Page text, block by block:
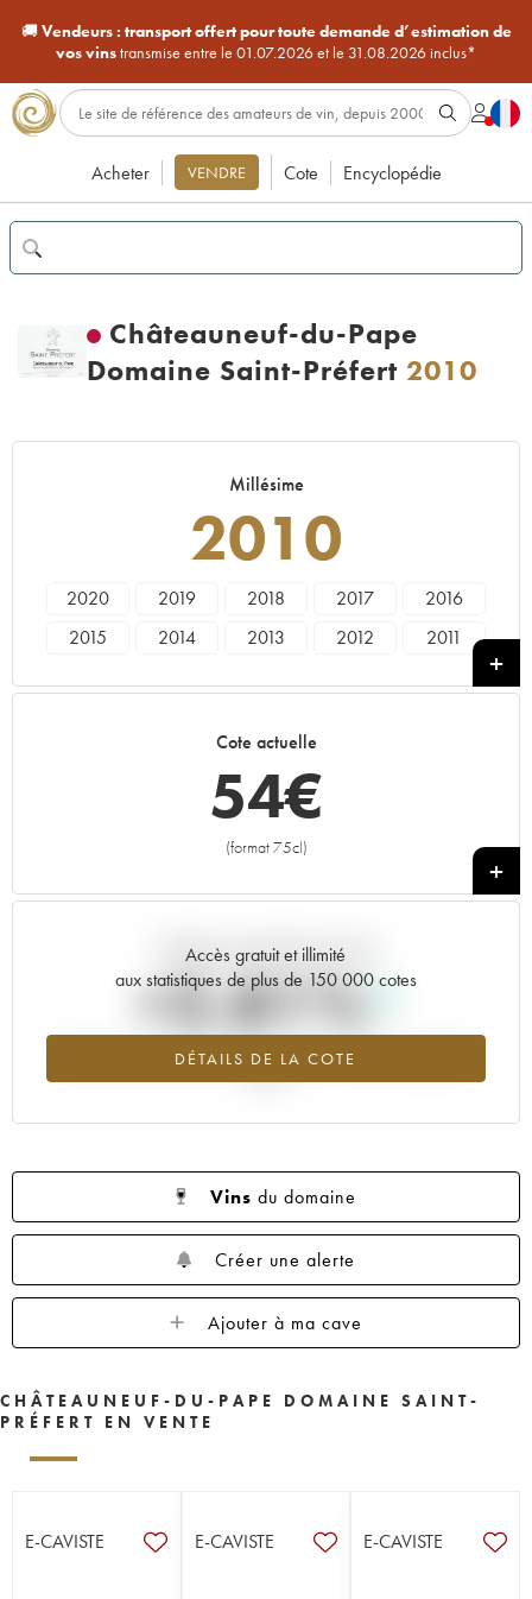
🚚Vendeurs : transport offert pour toute demande d’estimation de
vos vinstransmise entre le 01.07.2026 et le 31.08.2026 inclus*
Acheter VENDRE Cote Encyclopédie
Châteauneuf-du-Pape
Domaine Saint-Préfert 2010
Millésime
2010
2020 2019 2018 2017
2016
2015
2014 2013 2012
2011
1988
1979
Cote actuelle
54€
(format 75cl)
+
Accès gratuit et illimité
aux statistiques de plus de 150 000 cotes
DÉTAILS DE LA COTE
Tendance actuelle de la cote
+2.81%
Tendance à la hausse du millésime 2010 en 2026 par rapport à
Vins du domaine
Créer une alerte
Ajouter à ma cave
CHÂTEAUNEUF-DU-PAPE DOMAINE SAINT-
PRÉFERT EN VENTE
E-CAVISTE E-CAVISTE E-CAVISTE